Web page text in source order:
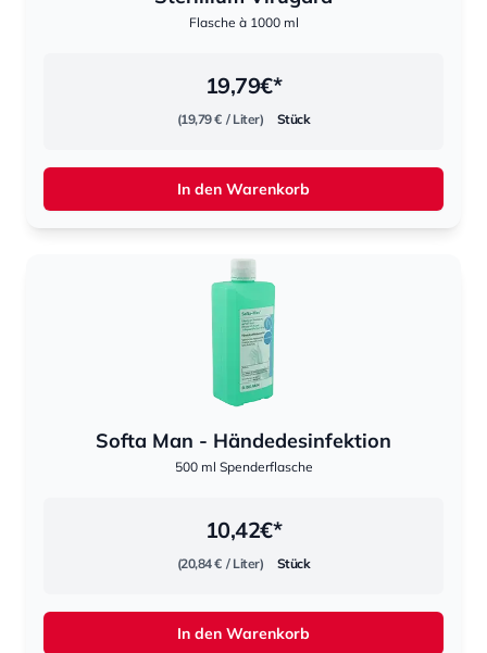
Flasche à 1000 ml
19,79€*
(19,79 € / Liter) Stück
In den Warenkorb
Softa Man - Händedesinfektion
500 ml Spenderflasche
10,42€*
(20,84 € / Liter) Stück
In den Warenkorb